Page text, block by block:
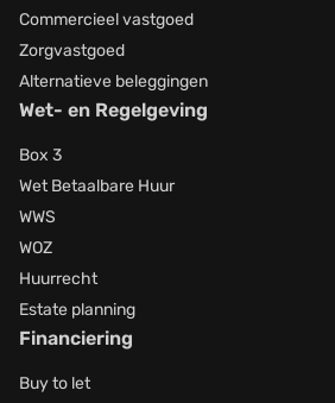
Commercieel vastgoed
Zorgvastgoed
Alternatieve beleggingen
Wet- en Regelgeving
Box 3
Wet Betaalbare Huur
WWS
WOZ
Huurrecht
Estate planning
Financiering
Buy to let